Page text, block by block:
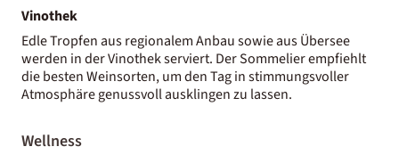
Vinothek
Edle Tropfen aus regionalem Anbau sowie aus Übersee
werden in der Vinothek serviert. Der Sommelier empfiehlt
die besten Weinsorten, um den Tag in stimmungsvoller
Atmosphäre genussvoll ausklingen zu lassen.
Wellness